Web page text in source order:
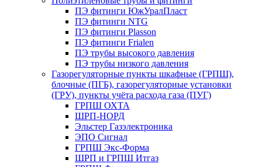
ПЭ фитинги ЮжУралПласт
ПЭ фитинги NTG
ПЭ фитинги Plasson
ПЭ фитинги Frialen
ПЭ трубы высокого давления
ПЭ трубы низкого давления
Газорегуляторные пункты шкафные (ГРПШ),
блочные (ПГБ), газорегуляторные установки
(ГРУ), пункты учёта расхода газа (ПУГ)
ГРПШ ОХТА
ШРП-НОРД
Эльстер Газэлектроника
ЭПО Сигнал
ГРПШ Экс-Форма
ШРП и ГРПШ Итгаз